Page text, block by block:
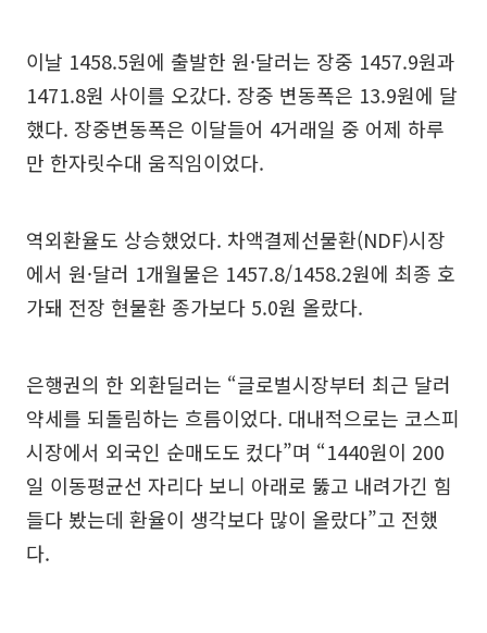
이날 1458.5원에 출발한 원·달러는 장중 1457.9원과
1471.8원 사이를 오갔다. 장중 변동폭은 13.9원에 달
했다. 장중변동폭은 이달들어 4거래일 중 어제 하루
만 한자릿수대 움직임이었다.
역외환율도 상승했었다. 차액결제선물환(NDF)시장
에서 원·달러 1개월물은 1457.8/1458.2원에 최종 호
가돼 전장 현물환 종가보다 5.0원 올랐다.
은행권의 한 외환딜러는 “글로벌시장부터 최근 달러
약세를 되돌림하는 흐름이었다. 대내적으로는 코스피
시장에서 외국인 순매도도 컸다”며 “1440원이 200
일 이동평균선 자리다 보니 아래로 뚫고 내려가긴 힘
들다 봤는데 환율이 생각보다 많이 올랐다”고 전했
다.